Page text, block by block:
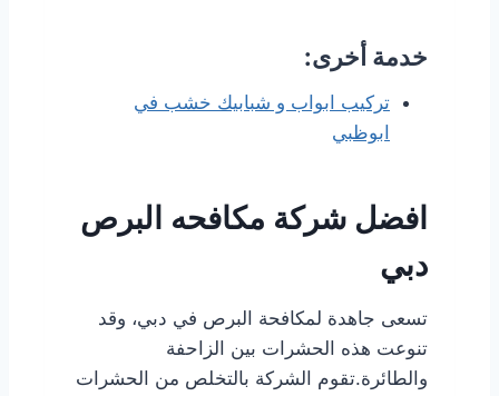
خدمة أخرى:
تركيب ابواب و شبابيك خشب في
ابوظبي
افضل شركة مكافحه البرص
دبي
تسعى جاهدة لمكافحة البرص في دبي، وقد
تنوعت هذه الحشرات بين الزاحفة
والطائرة.تقوم الشركة بالتخلص من الحشرات